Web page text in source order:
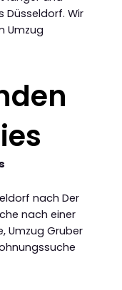
Düsseldorf. Wir
Umzug
nach Der
nach einer
Umzug Gruber